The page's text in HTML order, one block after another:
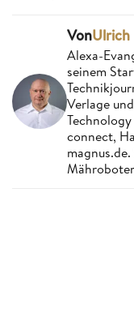
VonUlrich
Alexa-
seinem
Verlage
connect,